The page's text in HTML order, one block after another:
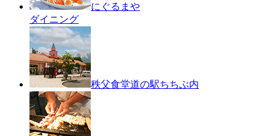
にぐるまや
ダイニング
秩父食堂道の駅ちちぶ内